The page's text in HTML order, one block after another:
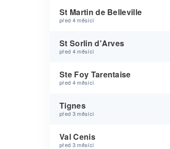
St Martin de Belleville
před 4 měsíci
St Sorlin d'Arves
před 4 měsíci
Ste Foy Tarentaise
před 4 měsíci
Tignes
před 3 měsíci
Val Cenis
před 3 měsíci